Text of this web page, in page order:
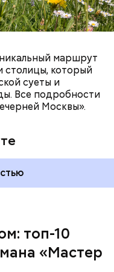
маршрут
который
суеты и
Все подробности
Москвы».
топ-10
«Мастер
Большой Садовой
зал, где
в темных и
Ильича